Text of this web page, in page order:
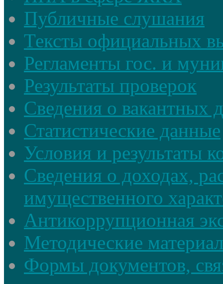
Публичные слушания
Тексты официальных
Регламенты гос. и
Результаты проверок
Сведения о вакантных
Статистические данные
Условия и результаты
Сведения о доходах,
имущественного
Антикоррупционная
Методические
Формы документов,